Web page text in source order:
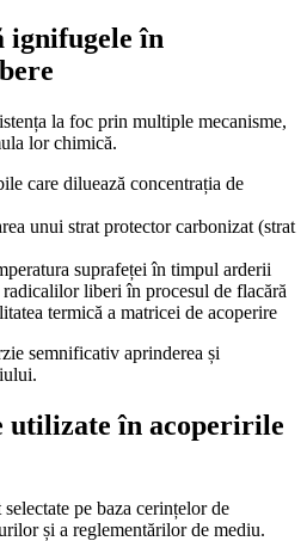
ignifugele în
la foc prin multiple mecanisme,
lor chimică.
care diluează concentrația de
unui strat protector carbonizat (strat
suprafeței în timpul arderii
liberi în procesul de flacără
termică a matricei de acoperire
semnificativ aprinderea și
utilizate în acoperirile
pe baza cerințelor de
și a reglementărilor de mediu.